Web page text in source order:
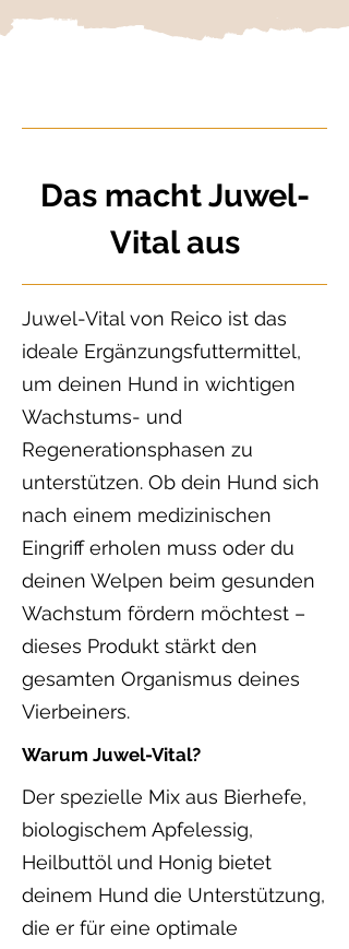
Das macht Juwel-
Vital aus
Juwel-Vital von Reico ist das
ideale Ergänzungsfuttermittel,
um deinen Hund in wichtigen
Wachstums- und
Regenerationsphasen zu
unterstützen. Ob dein Hund sich
nach einem medizinischen
Eingriff erholen muss oder du
deinen Welpen beim gesunden
Wachstum fördern möchtest –
dieses Produkt stärkt den
gesamten Organismus deines
Vierbeiners.
Warum Juwel-Vital?
Der spezielle Mix aus Bierhefe,
biologischem Apfelessig,
Heilbuttöl und Honig bietet
deinem Hund die Unterstützung,
die er für eine optimale